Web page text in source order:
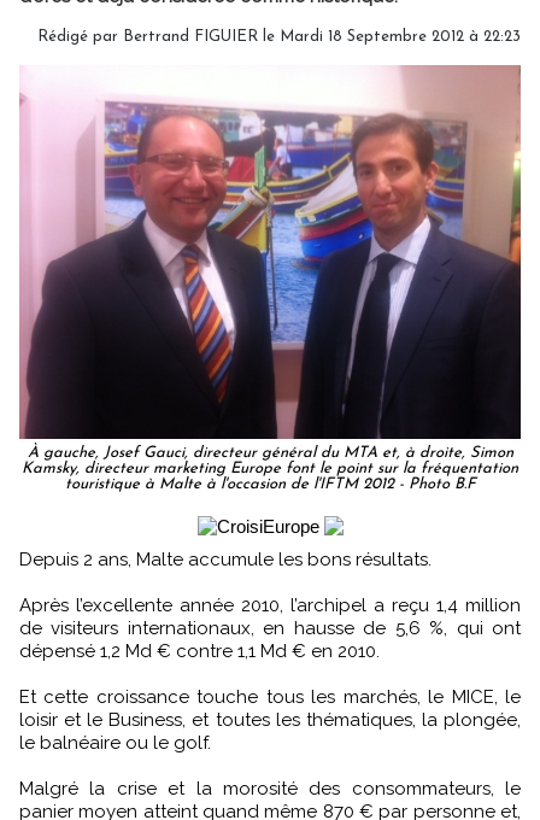
Rédigé par Bertrand FIGUIER le Mardi 18 Septembre 2012 à 22:23
À gauche, Josef Gauci, directeur général du MTA et, à droite, Simon
Kamsky, directeur marketing Europe font le point sur la fréquentation
touristique à Malte à l'occasion de l'IFTM 2012 - Photo B.F
Depuis 2 ans, Malte accumule les bons résultats.
Après l’excellente année 2010, l’archipel a reçu 1,4 million
de visiteurs internationaux, en hausse de 5,6 %, qui ont
dépensé 1,2 Md € contre 1,1 Md € en 2010.
Et cette croissance touche tous les marchés, le MICE, le
loisir et le Business, et toutes les thématiques, la plongée,
le balnéaire ou le golf.
Malgré la crise et la morosité des consommateurs, le
panier moyen atteint quand même 870 € par personne et,